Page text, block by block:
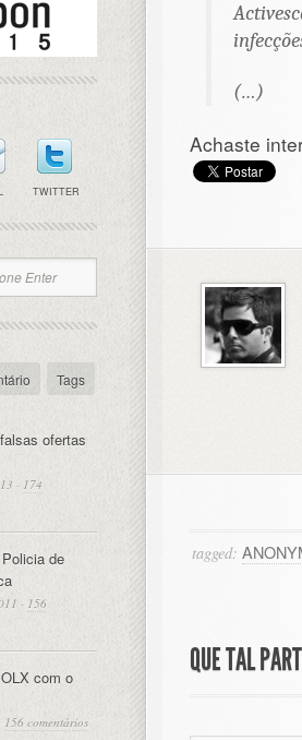
(…)
Achaste
tagged:
QUE TAL
TWITTER
Tags
ofertas
· 174
de
· 156
com o
156 comentários